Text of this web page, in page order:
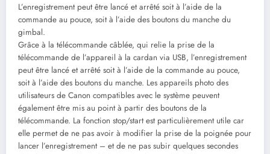
L’enregistrement peut être lancé et arrêté soit à l’aide de la
commande au pouce, soit à l’aide des boutons du manche du
gimbal.
Grâce à la télécommande câblée, qui relie la prise de la
télécommande de l’appareil à la cardan via USB, l’enregistrement
peut être lancé et arrêté soit à l’aide de la commande au pouce,
soit à l’aide des boutons du manche. Les appareils photo des
utilisateurs de Canon compatibles avec le système peuvent
également être mis au point à partir des boutons de la
télécommande. La fonction stop/start est particulièrement utile car
elle permet de ne pas avoir à modifier la prise de la poignée pour
lancer l’enregistrement – et de ne pas subir quelques secondes